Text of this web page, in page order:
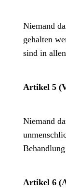
Niemand
gehalten
sind in
Artikel 5
Niemand
Artikel 6